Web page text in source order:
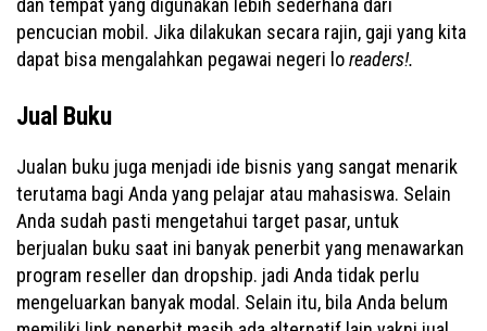
dan tempat yang digunakan lebih sederhana dari
pencucian mobil. Jika dilakukan secara rajin, gaji yang kita
dapat bisa mengalahkan pegawai negeri loreaders!.
Jual Buku
Jualan buku juga menjadi ide bisnis yang sangat menarik
terutama bagi Anda yang pelajar atau mahasiswa. Selain
Anda sudah pasti mengetahui target pasar, untuk
berjualan buku saat ini banyak penerbit yang menawarkan
program reseller dan dropship. jadi Anda tidak perlu
mengeluarkan banyak modal. Selain itu, bila Anda belum